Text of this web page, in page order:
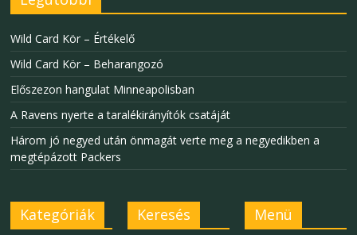
Wild Card Kör – Értékelő
Wild Card Kör – Beharangozó
Előszezon hangulat Minneapolisban
A Ravens nyerte a taralékirányítók csatáját
Három jó negyed után önmagát verte meg a negyedikben a
megtépázott Packers
Kategóriák Keresés Menü